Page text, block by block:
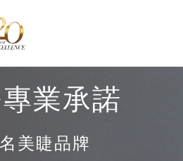
業承諾
美睫品牌